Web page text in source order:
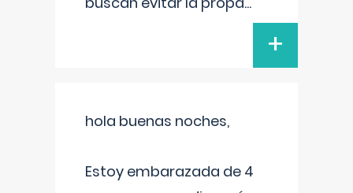
+
hola buenas noches,
Estoy embarazada de 4